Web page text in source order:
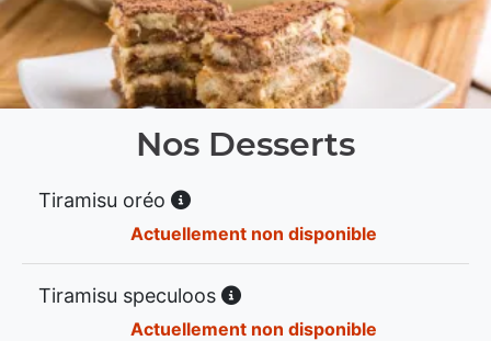
Nos Desserts
Tiramisu oréo
Actuellement non disponible
Tiramisu speculoos
Actuellement non disponible